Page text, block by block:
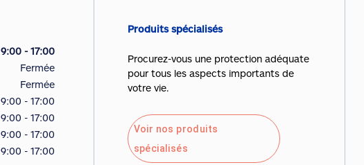
9:00 - 17:00
Fermée
Fermée
9:00 - 17:00
9:00 - 17:00
9:00 - 17:00
9:00 - 17:00
Produits spécialisés
Procurez-vous une protection adéquate
pour tous les aspects importants de
votre vie.
Voir nos produits
spécialisés